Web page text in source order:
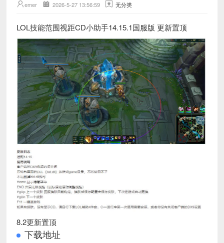
emer 2026-5-27 13:56:59 无分类
LOL技能范围视距CD小助手14.15.1国服版 更新置顶
8.2更新置顶
下载地址